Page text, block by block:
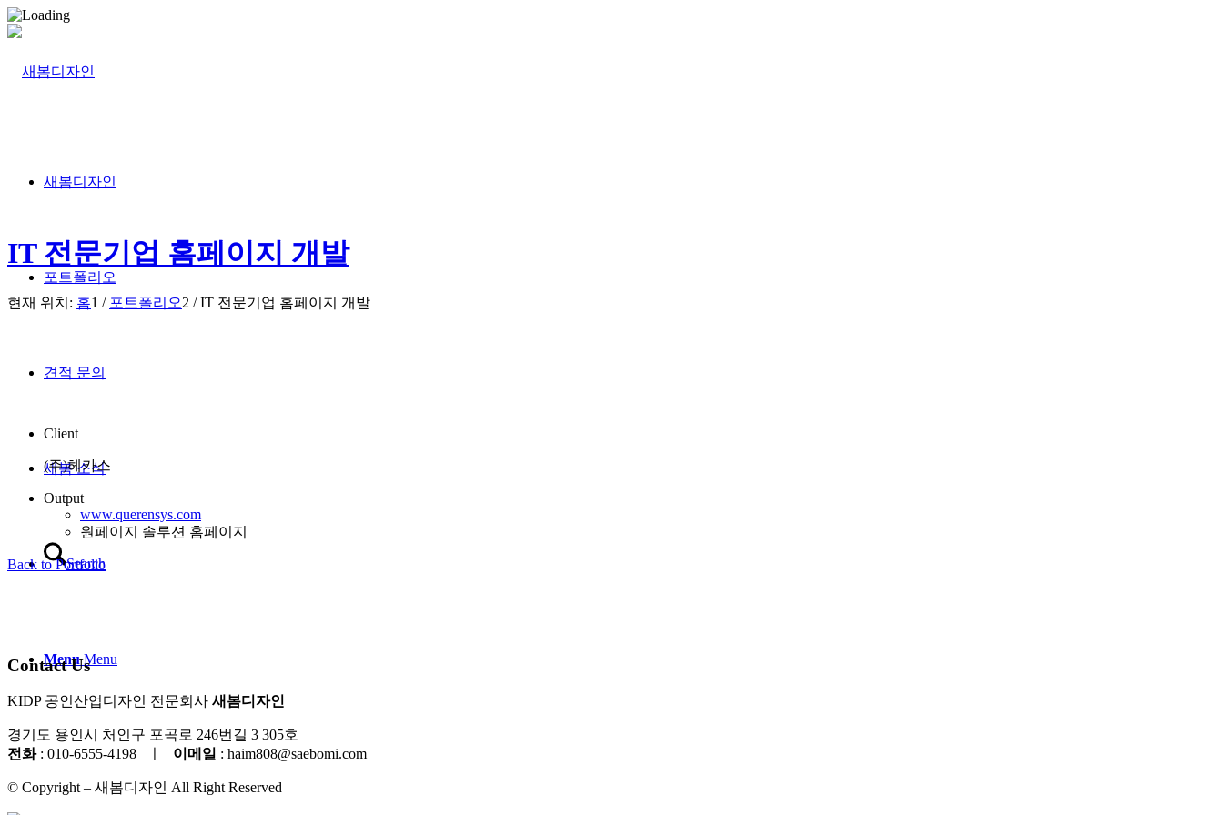
새봄디자인
포트폴리오
견적 문의
새봄 소식
Search
Menu Menu
IT 전문기업 홈페이지 개발
현재 위치: 홈1 / 포트폴리오2 / IT 전문기업 홈페이지 개발
Client
(주)헤카스
Output
www.querensys.com
원페이지 솔루션 홈페이지
Back to Portfolio
Contact Us
KIDP 공인산업디자인 전문회사 새봄디자인
경기도 용인시 처인구 포곡로 246번길 3 305호
전화: 010-6555-4198 이메일 : haim808@saebomi.com
© Copyright – 새봄디자인 All Right Reserved